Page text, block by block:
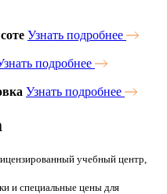
Узнать подробнее
подробнее
Узнать подробнее
учебный центр,
и специальные цены для